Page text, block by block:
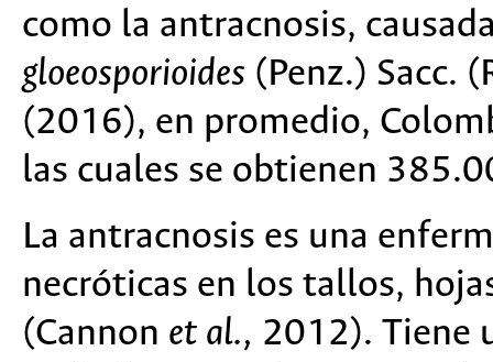
como la antracnosis,
gloeosporioides (Penz.) Sacc.
(2016), en promedio,
las cuales se obtienen
La antracnosis es una
necróticas en los tallos,
(Cannon et al., 2012). Tiene